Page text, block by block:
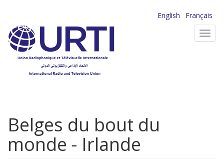
contenu
principal
English
Français
Belges du bout du
monde - Irlande